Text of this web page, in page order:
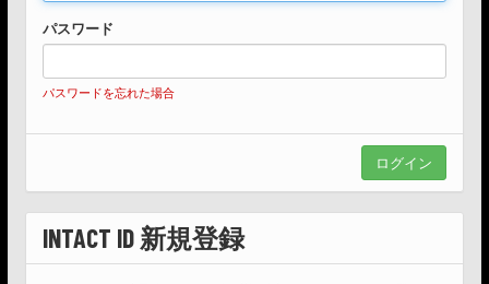
パスワード
パスワードを忘れた場合
INTACT ID 新規登録